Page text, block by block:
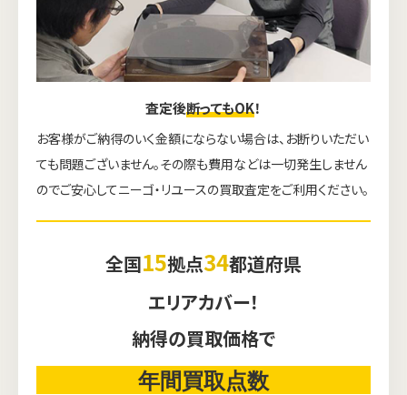
査定後断ってもOK！
お客様がご納得のいく金額にならない場合は、お断りいただい
ても問題ございません。その際も費用などは一切発生しません
のでご安心してニーゴ・リユースの買取査定をご利用ください。
全国15拠点34都道府県
エリアカバー！
納得の買取価格で
年間買取点数